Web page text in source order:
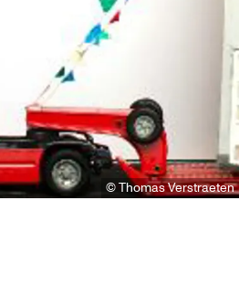
© Thomas Verstraeten